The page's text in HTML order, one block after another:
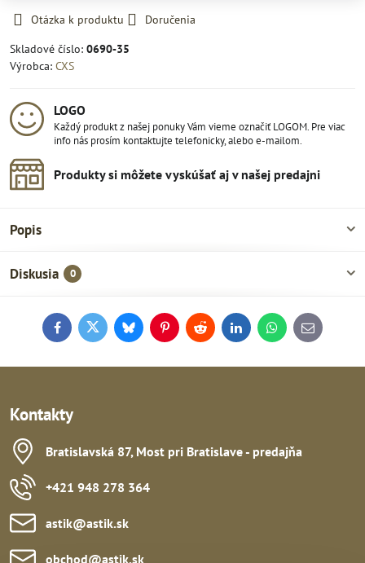
Otázka k produktu
Doručenia
Skladové číslo: 0690-35
Výrobca: CXS
LOGO
Každý produkt z našej ponuky Vám vieme označiť LOGOM. Pre viac
info nás prosím kontaktujte telefonicky, alebo e-mailom.
Produkty si môžete vyskúšať aj v našej predajni
Popis
Diskusia 0
FacebookTwitterBlueskyPinterestReddit LinkedInWhatsApp
E-
mail
Kontakty
Bratislavská 87, Most pri Bratislave - predajňa
+421 948 278 364
astik​@astik​.sk
obchod​@astik​.sk